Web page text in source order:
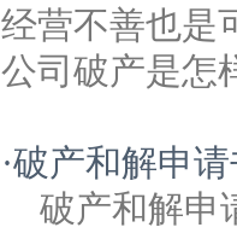
经营不善也是
公司破产是怎
·破产和解申
破产和解申